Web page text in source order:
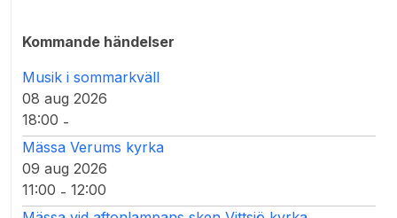
Kommande händelser
Musik i sommarkväll
08 aug 2026
18:00 -
Mässa Verums kyrka
09 aug 2026
11:00 - 12:00